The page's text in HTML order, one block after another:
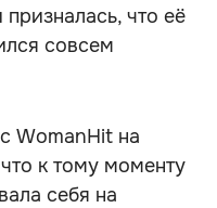
что её
совсем
с WomanHit на
к тому моменту
себя на